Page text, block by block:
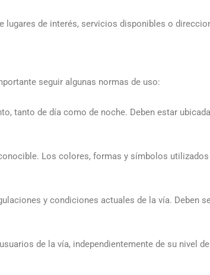
de interés, servicios disponibles o
seguir algunas normas de uso:
tanto de día como de noche. Deben estar
Los colores, formas y símbolos
y condiciones actuales de la vía. Deben
de la vía, independientemente de su nivel